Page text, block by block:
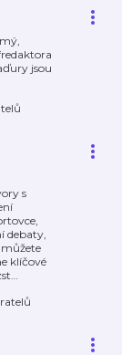
jsou
s
debaty,
můžete
klíčové
…